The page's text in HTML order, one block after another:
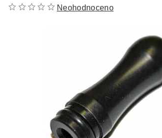
Neohodnoceno